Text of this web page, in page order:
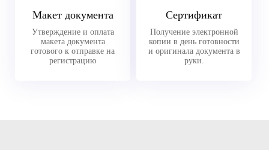
Макет документа
Утверждение и оплата
макета документа
готового к отправке на
регистрацию
Сертификат
Получение электронной
копии в день готовности
и оригинала документа в
руки.